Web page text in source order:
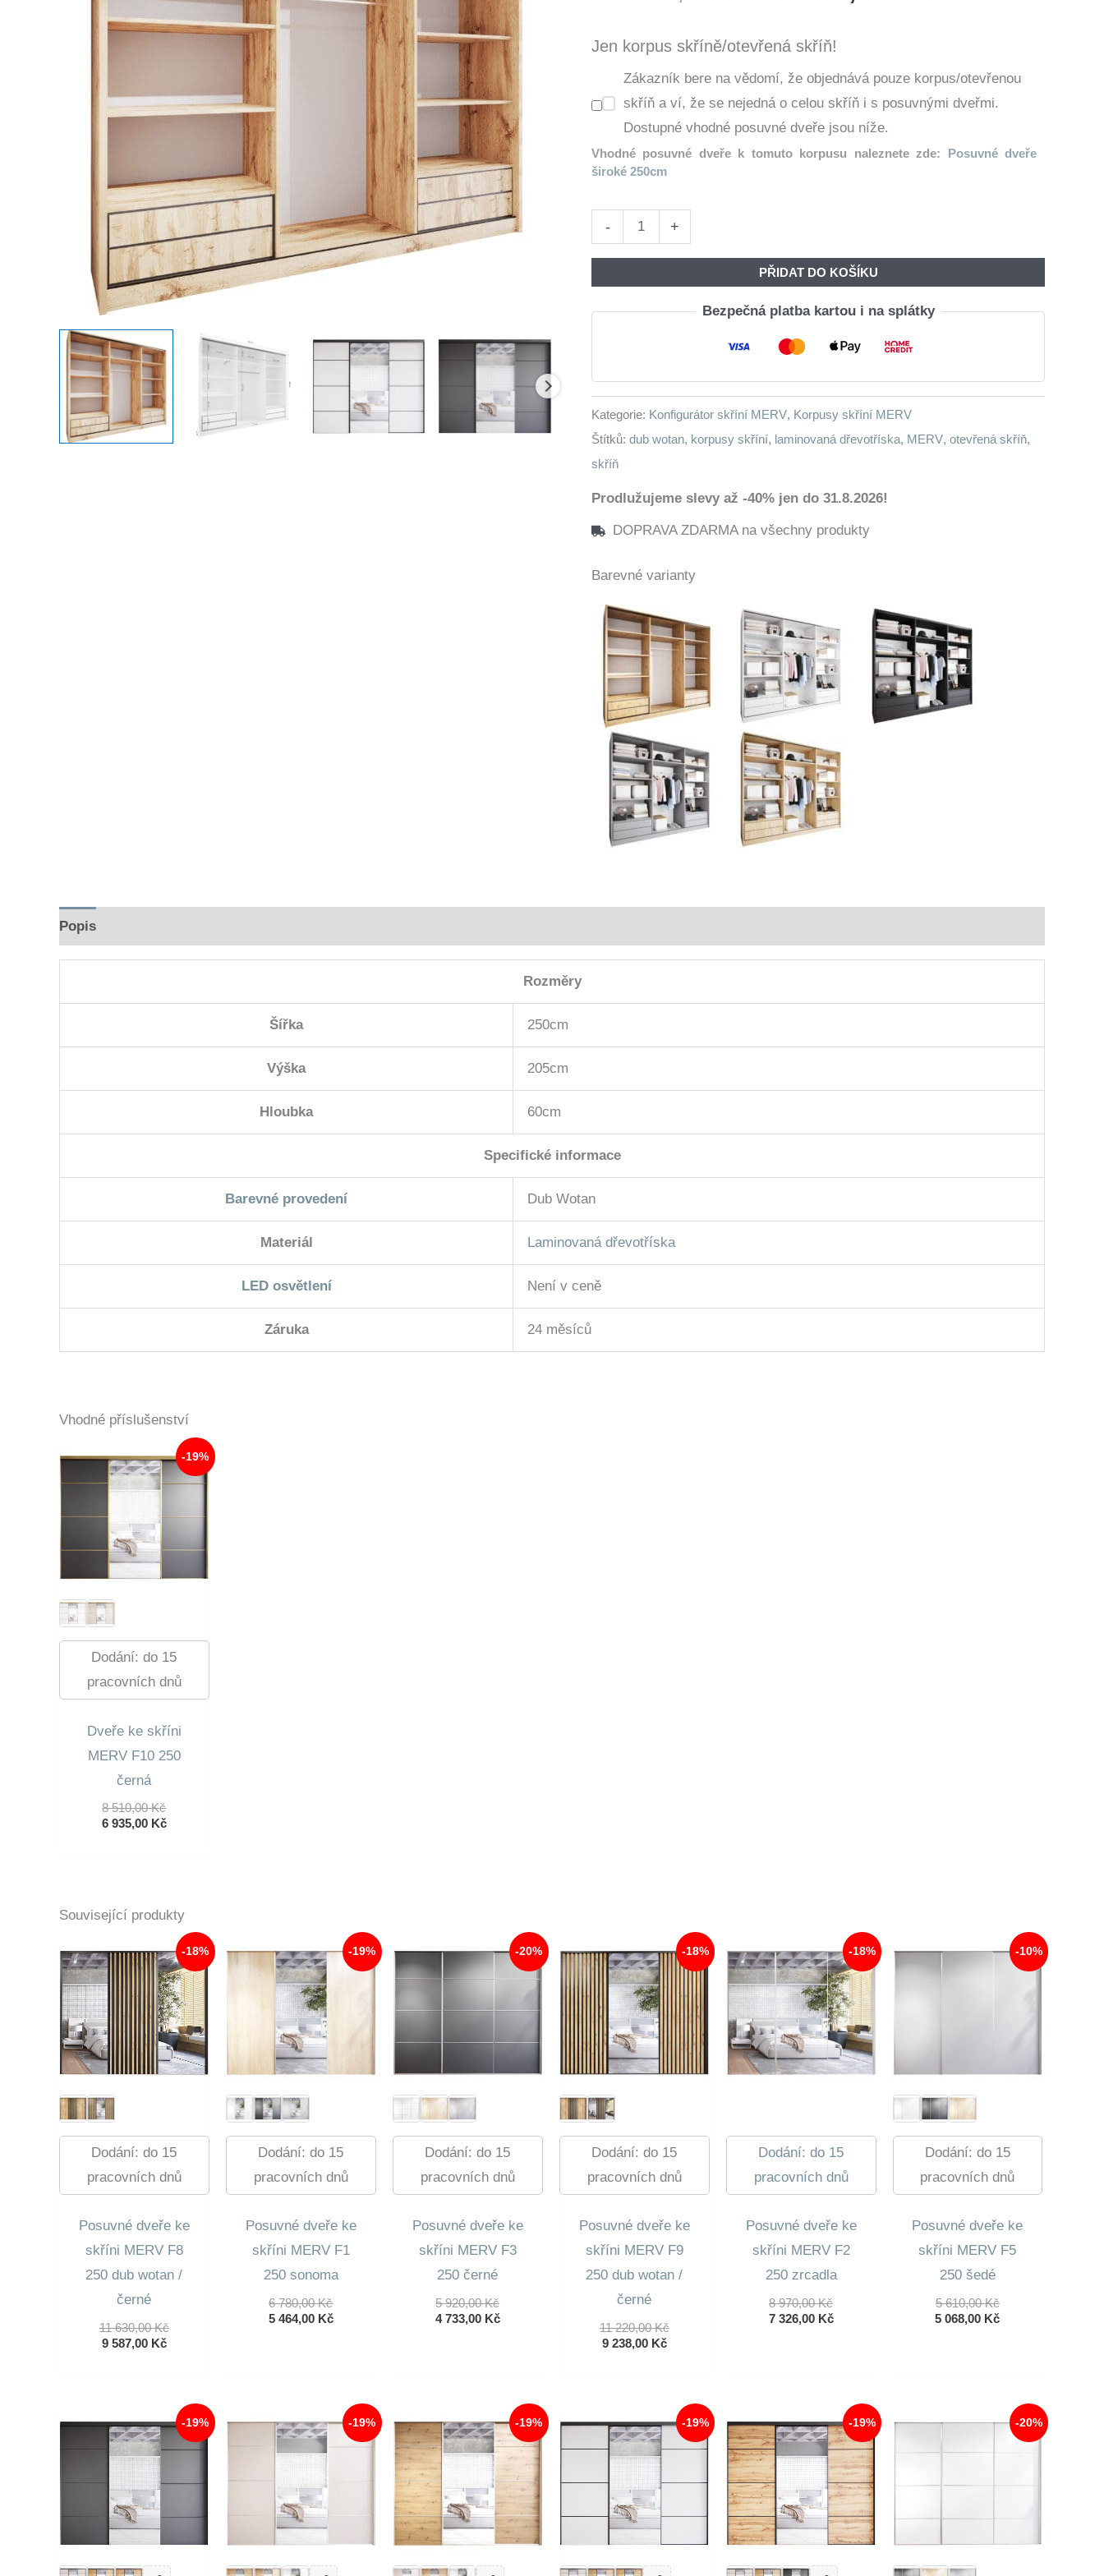
Byla:
12
680,00 Kč.
10
479,00 Kč.
Jen korpus skříně/otevřená skříň!
Zákazník bere na vědomí, že objednává pouze korpus/otevřenou
skříň a ví, že se nejedná o celou skříň i s posuvnými dveřmi.
Dostupné vhodné posuvné dveře jsou níže.
Vhodné posuvné dveře k tomuto korpusu naleznete zde: Posuvné dveře
široké 250cm
-
otevřená
množství
+
PŘIDAT DO KOŠÍKU
Bezpečná platba kartou i na splátky
Kategorie: Konfigurátor skříní MERV, Korpusy skříní MERV
Štítků: dub wotan, korpusy skříní, laminovaná dřevotříska, MERV, otevřená skříň,
skříň
Prodlužujeme slevy až -40% jen do 31.8.2026!
DOPRAVA ZDARMA na všechny produkty
Barevné varianty
Popis
Rozměry
Šířka 250cm
Výška 205cm
Hloubka 60cm
Specifické informace
Barevné provedení Dub Wotan
Materiál Laminovaná dřevotříska
LED osvětlení Není v ceně
Záruka 24 měsíců
Vhodné příslušenství
-19%
Dodání: do 15
pracovních dnů
Dveře ke skříni
MERV F10 250
černá
8 510,00KčPůvodní
Cena
6 935,00 KčAktuální
Související produkty
-18%
Dodání: do 15
pracovních dnů
Posuvné dveře ke
skříni MERV F8
250 dub wotan /
černé
11 630,00KčPůvodní
9 587,00 KčAktuální
587,00 Kč.
-19%
Dodání: do 15
pracovních dnů
Posuvné dveře ke
skříni MERV F1
250 sonoma
6 780,00KčPůvodní
Cena
5 464,00 KčAktuální
-20%
Dodání: do 15
pracovních dnů
Posuvné dveře ke
skříni MERV F3
250 černé
5 920,00KčPůvodní
Cena
4 733,00 KčAktuální
-18%
Dodání: do 15
pracovních dnů
Posuvné dveře ke
skříni MERV F9
250 dub wotan /
černé
11 220,00KčPůvodní
9 238,00 KčAktuální
238,00 Kč.
-18%
Dodání: do 15
pracovních dnů
Posuvné dveře ke
skříni MERV F2
250 zrcadla
8 970,00KčPůvodní
Cena
7 326,00 KčAktuální
-10%
Dodání: do 15
pracovních dnů
Posuvné dveře ke
skříni MERV F5
250 šedé
5 610,00KčPůvodní
Cena
5 068,00 KčAktuální
-19% -19% -19% -19% -19% -20%